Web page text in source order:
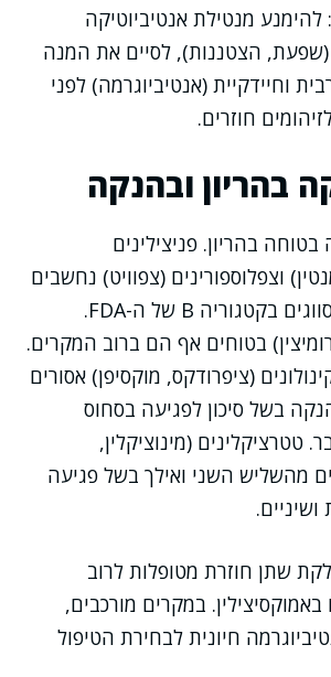
להימנע מנטילת אנטיביוטיקה
(שפעת, הצטננות), לסיים את המנה
וחיידקיית (אנטיביוגרמה) לפני
חוזרים.
בהריון ובהנקה
בהריון. פניצילינים
וצפלוספורינים (צפוויט) נחשבים
לבטוחים ביותר ומסווגים בקטגוריה B של ה-FDA.
בטוחים אף הם ברוב המקרים.
(ציפרודקס, מוקסיפן) אסורים
בשל סיכון לפגיעה בסחוס
טטרציקלינים (מינוציקלין,
מהשליש השני ואילך בשל פגיעה
שתן חוזרת מטופלות לרוב
באמוקסיצילין. במקרים מורכבים,
חיונית לבחירת הטיפול